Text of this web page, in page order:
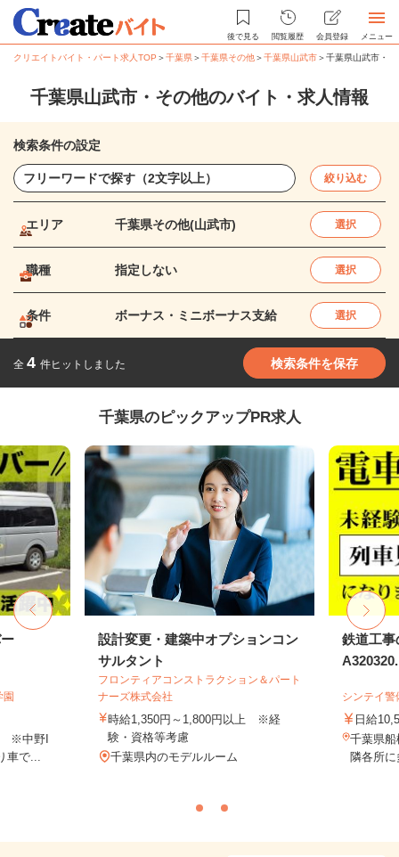
後で見る 閲覧履歴 会員登録 メニュー
クリエイトバイト・パート求人TOP ＞千葉県＞千葉県その他＞千葉県山武市＞千葉県山武市・
千葉県山武市・その他のバイト・求人情報
検索条件の設定
絞り込む
エリア 千葉県その他(山武市) 選択
職種 指定しない 選択
条件 ボーナス・ミニボーナス支給 選択
全 4 件ヒットしました 検索条件を保存
千葉県のピックアップPR求人
園
※中野I
車で...
設計変更・建築中オプションコン
サルタント
フロンティアコンストラクション＆パート
ナーズ株式会社
時給1,350円～1,800円以上 ※経
験・資格等考慮
千葉県内のモデルルーム
鉄道工事
シンテイ
日給
千葉県
隣各所